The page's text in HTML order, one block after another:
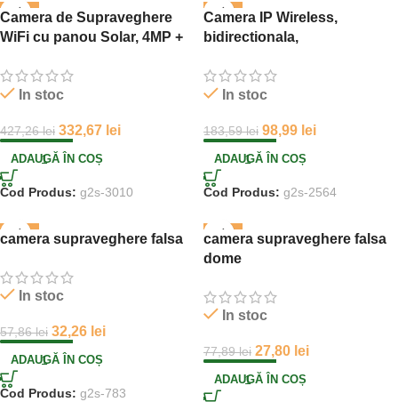
-22%
Camera de Supraveghere
WiFi cu panou Solar, 4MP +
CADOU
In stoc
427,26lei 332,67 lei
ADAUGĂ ÎN COȘ
Cod Produs: g2s-3010
-46%
Camera IP Wireless,
bidirectionala,
In stoc
183,59lei 98,99 lei
ADAUGĂ ÎN COȘ
Cod Produs: g2s-2564
-44%
camera supraveghere falsa
In stoc
57,86lei 32,26 lei
ADAUGĂ ÎN COȘ
Cod Produs: g2s-783
-64%
camera supraveghere falsa
dome
In stoc
77,89lei 27,80 lei
ADAUGĂ ÎN COȘ